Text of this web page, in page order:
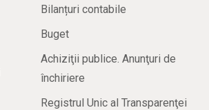
Bilanțuri contabile
Buget
Achiziţii publice. Anunţuri de
închiriere
Registrul Unic al Transparenţei